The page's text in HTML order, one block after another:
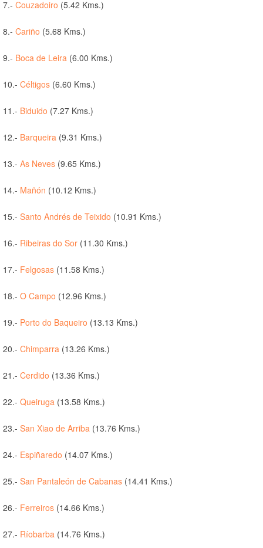
7.- Couzadoiro (5.42 Kms.)
8.- Cariño (5.68 Kms.)
9.- Boca de Leira (6.00 Kms.)
10.- Céltigos (6.60 Kms.)
11.- Biduido (7.27 Kms.)
12.- Barqueira (9.31 Kms.)
13.- As Neves (9.65 Kms.)
14.- Mañón (10.12 Kms.)
15.- Santo Andrés de Teixido (10.91 Kms.)
16.- Ribeiras do Sor (11.30 Kms.)
17.- Felgosas (11.58 Kms.)
18.- O Campo (12.96 Kms.)
19.- Porto do Baqueiro (13.13 Kms.)
20.- Chimparra (13.26 Kms.)
21.- Cerdido (13.36 Kms.)
22.- Queiruga (13.58 Kms.)
23.- San Xiao de Arriba (13.76 Kms.)
24.- Espiñaredo (14.07 Kms.)
25.- San Pantaleón de Cabanas (14.41 Kms.)
26.- Ferreiros (14.66 Kms.)
27.- Ríobarba (14.76 Kms.)